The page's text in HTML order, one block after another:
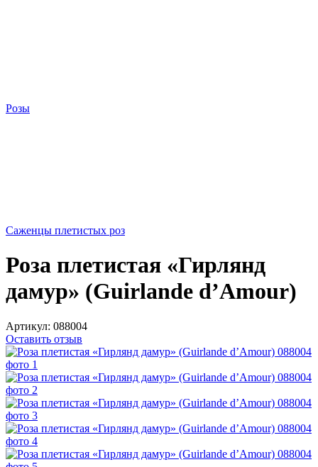
Розы
Саженцы плетистых роз
Роза плетистая «Гирлянд
дамур» (Guirlande d’Amour)
Артикул: 088004
Оставить отзыв